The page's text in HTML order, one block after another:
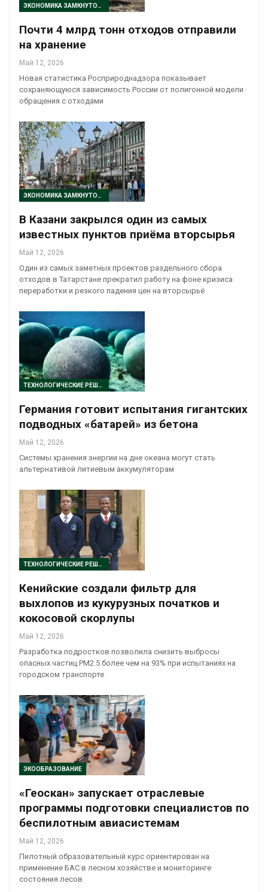
ЭКОНОМИКА ЗАМКНУТОГО ЦИКЛА
Почти 4 млрд тонн отходов отправили
на хранение
Май 12, 2026
Новая статистика Росприроднадзора показывает
сохраняющуюся зависимость России от полигонной модели
обращения с отходами
ЭКОНОМИКА ЗАМКНУТОГО ЦИКЛА
В Казани закрылся один из самых
известных пунктов приёма вторсырья
Май 12, 2026
Один из самых заметных проектов раздельного сбора
отходов в Татарстане прекратил работу на фоне кризиса
переработки и резкого падения цен на вторсырьё
ТЕХНОЛОГИЧЕСКИЕ РЕШЕНИЯ
Германия готовит испытания гигантских
подводных «батарей» из бетона
Май 12, 2026
Системы хранения энергии на дне океана могут стать
альтернативой литиевым аккумуляторам
ТЕХНОЛОГИЧЕСКИЕ РЕШЕНИЯ
Кенийские создали фильтр для
выхлопов из кукурузных початков и
кокосовой скорлупы
Май 12, 2026
Разработка подростков позволила снизить выбросы
опасных частиц PM2.5 более чем на 93% при испытаниях на
городском транспорте
ЭКООБРАЗОВАНИЕ
«Геоскан» запускает отраслевые
программы подготовки специалистов по
беспилотным авиасистемам
Май 12, 2026
Пилотный образовательный курс ориентирован на
применение БАС в лесном хозяйстве и мониторинге
состояния лесов